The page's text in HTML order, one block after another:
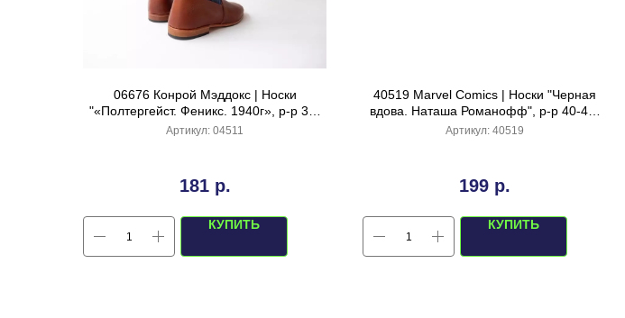
06676 Конрой Мэддокс | Носки
"«Полтергейст. Феникс. 1940г», р-р 36-
38 (синий)
Артикул: 04511
181 р.
КУПИТЬ
40519 Marvel Comics | Носки "Черная
вдова. Наташа Романофф", р-р 40-44,
(черный/красный)
Артикул: 40519
199 р.
КУПИТЬ